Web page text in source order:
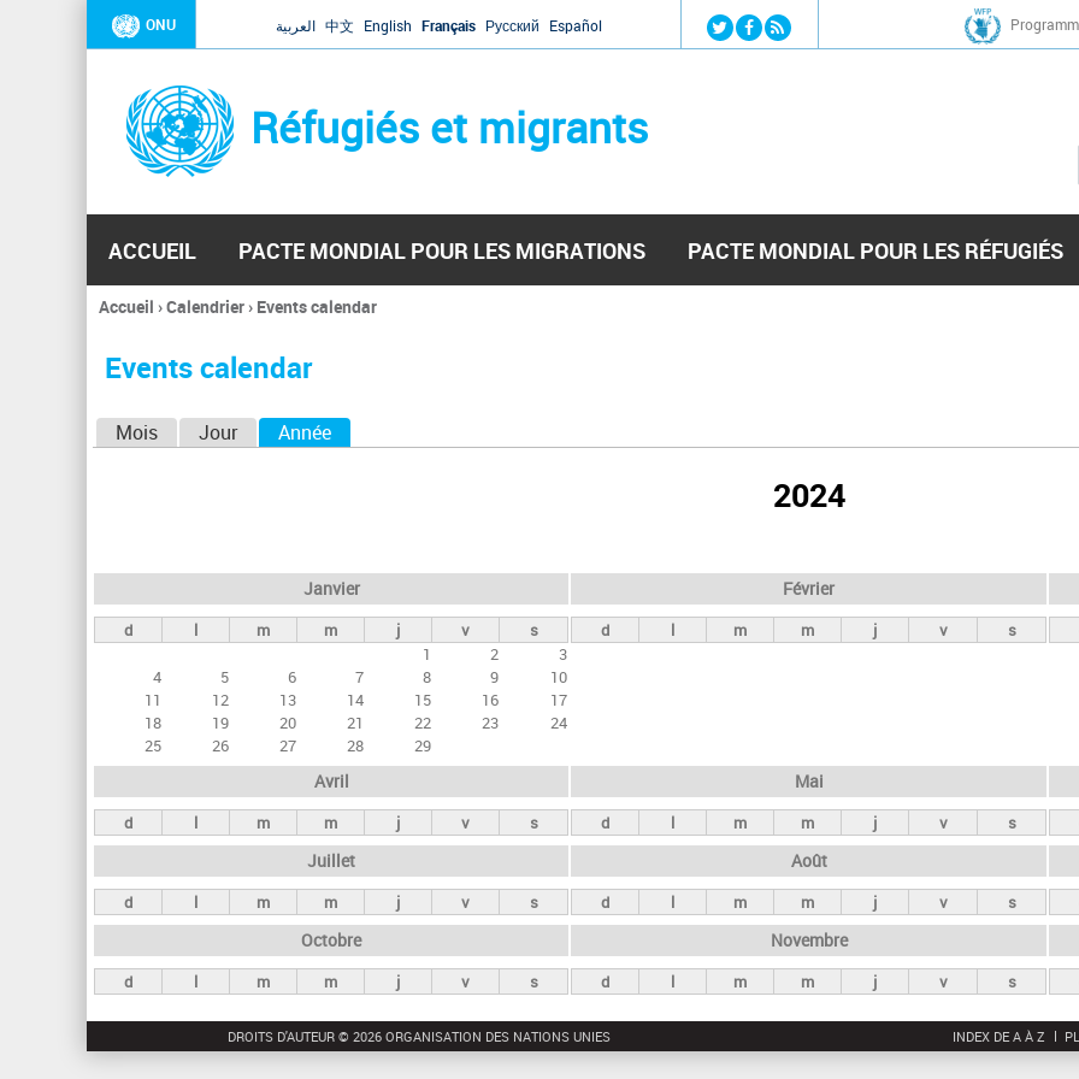
Jump to navigation
ONU العربية 中文 English Français Русский Español
Réfugiés et migrants
ACCUEIL PACTE MONDIAL POUR LES MIGRATIONS PACTE MONDIAL POUR LES RÉFUGIÉS
Vous
ici
Accueil ›Calendrier› Events calendar
Events calendar
e
t
s
n
c
i
p
a
x
Mois Jour Année
2024
Janvier
d l m m j v
s
1
2
3
4
5 6 7 8 9
10
11
12 13 14 15 16
17
18
19 20 21 22 23
24
25
26 27 28 29
Février
d l m m j v s
Avril
d l m m j v s
Mai
d l m m j v s
Juillet
d l m m j v s
Août
d l m m j v s
Octobre
d l m m j v s
Novembre
d l m m j v s
DROITS D'AUTEUR © 2026 ORGANISATION DES NATIONS UNIES INDEX DE A À Z